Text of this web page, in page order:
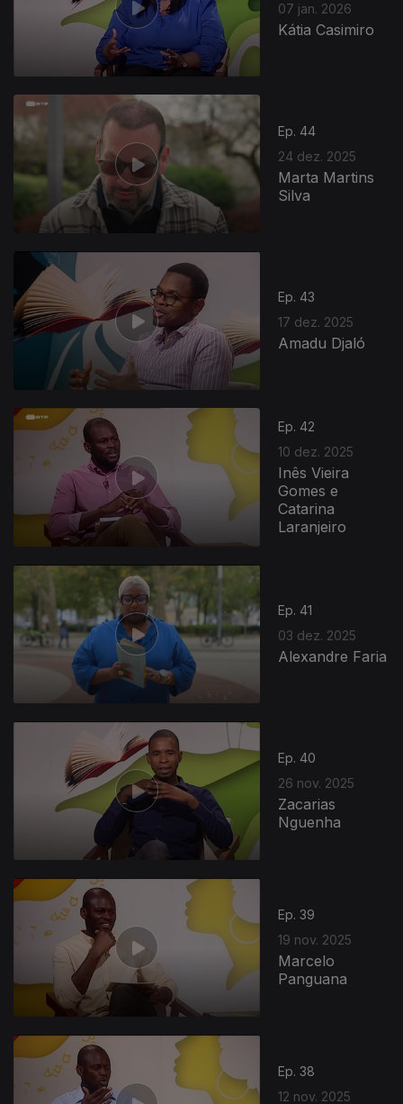
07 jan. 2026
Kátia Casimiro
Ep. 44
24 dez. 2025
Marta Martins
Silva
Ep. 43
17 dez. 2025
Amadu Djaló
Ep. 42
10 dez. 2025
Inês Vieira
Gomes e
Catarina
Laranjeiro
Ep. 41
03 dez. 2025
Alexandre Faria
Ep. 40
26 nov. 2025
Zacarias
Nguenha
Ep. 39
19 nov. 2025
Marcelo
Panguana
Ep. 38
12 nov. 2025